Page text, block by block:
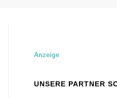
Anzeige
UNSERE PARTNER